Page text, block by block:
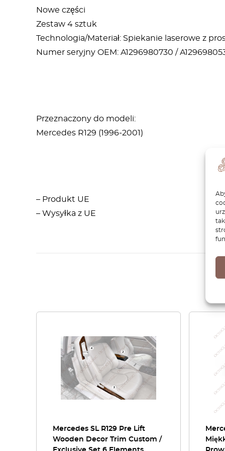
Nowe części
Zestaw 4 sztuk
Technologia/Materiał: Spiekanie laserowe z
Numer seryjny OEM: A1296980730 /
Przeznaczony do modeli:
Mercedes R129 (1996-2001)
– Produkt UE
– Wysyłka z UE
Mercedes SL R129 Pre Lift
Wooden Decor Trim Custom /